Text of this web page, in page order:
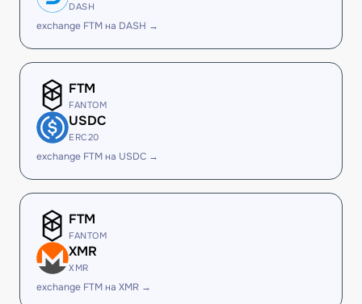
DASH
exchange FTM на DASH →
FTM
FANTOM
USDC
ERC20
exchange FTM на USDC →
FTM
FANTOM
XMR
XMR
exchange FTM на XMR →